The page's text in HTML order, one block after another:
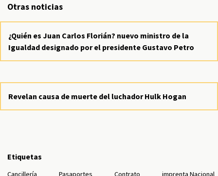
Otras noticias
¿Quién es Juan Carlos Florián? nuevo ministro de la
Igualdad designado por el presidente Gustavo Petro
Revelan causa de muerte del luchador Hulk Hogan
Etiquetas
Cancillería Pasaportes Contrato
imprenta Nacional